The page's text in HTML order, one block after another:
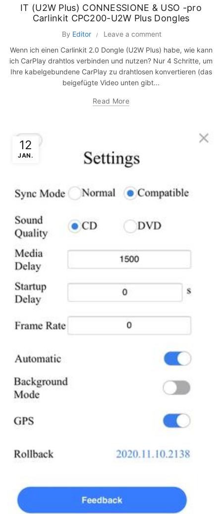
IT (U2W Plus) CONNESSIONE & USO -pro
Carlinkit CPC200-U2W Plus Dongles
By Editor
Leave a comment
Wenn ich einen Carlinkit 2.0 Dongle (U2W Plus) habe, wie kann
ich CarPlay drahtlos verbinden und nutzen? Nur 4 Schritte, um
Ihre kabelgebundene CarPlay zu drahtlosen konvertieren (das
beigefügte Video unten gibt...
Read More
12
JAN.